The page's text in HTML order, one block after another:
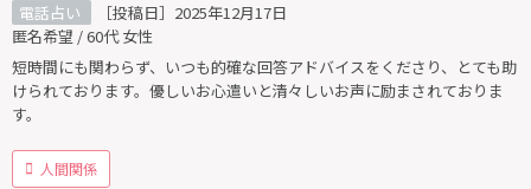
電話占い
［投稿日］2025年12月17日
匿名希望 / 60代 女性
短時間にも関わらず、いつも的確な回答アドバイスをくださり、とても助
けられております。優しいお心遣いと清々しいお声に励まされておりま
す。
人間関係